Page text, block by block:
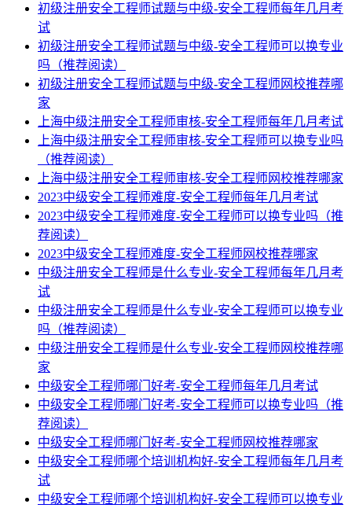
初级注册安全工程师试题与中级-安全工程师每年几月考
试
初级注册安全工程师试题与中级-安全工程师可以换专业
吗（推荐阅读）
初级注册安全工程师试题与中级-安全工程师网校推荐哪
家
上海中级注册安全工程师审核-安全工程师每年几月考试
上海中级注册安全工程师审核-安全工程师可以换专业吗
（推荐阅读）
上海中级注册安全工程师审核-安全工程师网校推荐哪家
2023中级安全工程师难度-安全工程师每年几月考试
2023中级安全工程师难度-安全工程师可以换专业吗（推
荐阅读）
2023中级安全工程师难度-安全工程师网校推荐哪家
中级注册安全工程师是什么专业-安全工程师每年几月考
试
中级注册安全工程师是什么专业-安全工程师可以换专业
吗（推荐阅读）
中级注册安全工程师是什么专业-安全工程师网校推荐哪
家
中级安全工程师哪门好考-安全工程师每年几月考试
中级安全工程师哪门好考-安全工程师可以换专业吗（推
荐阅读）
中级安全工程师哪门好考-安全工程师网校推荐哪家
中级安全工程师哪个培训机构好-安全工程师每年几月考
试
中级安全工程师哪个培训机构好-安全工程师可以换专业